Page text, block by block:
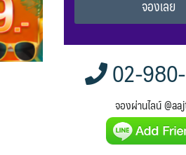
Alternative:
02-
จองผ่านไลน์